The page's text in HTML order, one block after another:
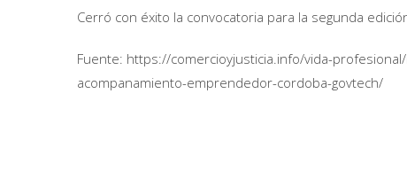
Cerró con éxito la convocatoria para la segunda
Fuente: https://comercioyjusticia.info/vida-
acompanamiento-emprendedor-cordoba-govtech/